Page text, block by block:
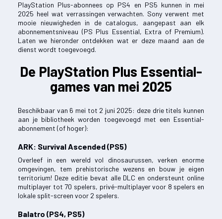
PlayStation Plus-abonnees op PS4 en PS5 kunnen in mei
2025 heel wat verrassingen verwachten. Sony verwent met
mooie nieuwigheden in de catalogus, aangepast aan elk
abonnementsniveau (PS Plus Essential, Extra of Premium).
Laten we hieronder ontdekken wat er deze maand aan de
dienst wordt toegevoegd.
De PlayStation Plus Essential-
games van mei 2025
Beschikbaar van 6 mei tot 2 juni 2025: deze drie titels kunnen
aan je bibliotheek worden toegevoegd met een Essential-
abonnement (of hoger):
ARK: Survival Ascended (PS5)
Overleef in een wereld vol dinosaurussen, verken enorme
omgevingen, tem prehistorische wezens en bouw je eigen
territorium! Deze editie bevat alle DLC en ondersteunt online
multiplayer tot 70 spelers, privé-multiplayer voor 8 spelers en
lokale split-screen voor 2 spelers.
Balatro (PS4, PS5)